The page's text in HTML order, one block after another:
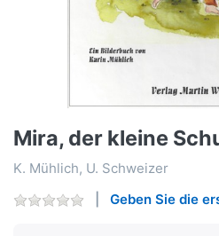
Mira, der kleine
K. Mühlich, U. Schweizer
Geben Sie die